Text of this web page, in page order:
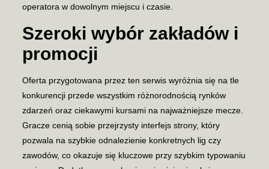
operatora w dowolnym miejscu i czasie.
Szeroki wybór zakładów i
promocji
Oferta przygotowana przez ten serwis wyróżnia się na tle
konkurencji przede wszystkim różnorodnością rynków
zdarzeń oraz ciekawymi kursami na najważniejsze mecze.
Gracze cenią sobie przejrzysty interfejs strony, który
pozwala na szybkie odnalezienie konkretnych lig czy
zawodów, co okazuje się kluczowe przy szybkim typowaniu